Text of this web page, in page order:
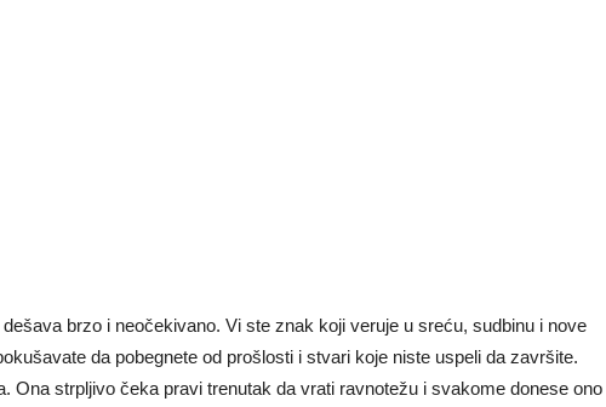
brzo i neočekivano. Vi ste znak koji veruje u sreću, sudbinu i nove
da pobegnete od prošlosti i stvari koje niste uspeli da završite.
Ona strpljivo čeka pravi trenutak da vrati ravnotežu i svakome donese ono